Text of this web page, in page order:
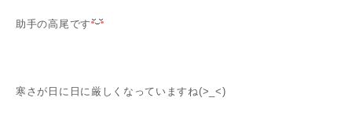
助手の高尾です
寒さが日に日に厳しくなっていますね(>_<)